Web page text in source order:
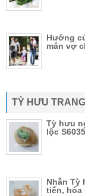
Hướng
mắn vợ
TỲ HƯU
Tỳ hưu
lộc S6035
Nhẫn Tỳ
tiến, hóa